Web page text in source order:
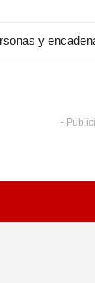
y
-